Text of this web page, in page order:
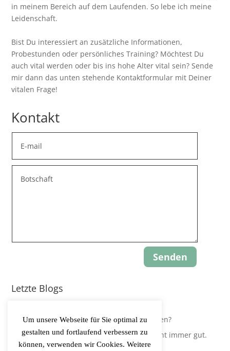
in meinem Bereich auf dem Laufenden. So lebe ich meine
Leidenschaft.
Bist Du interessiert an zusätzliche Informationen,
Probestunden oder persönliches Training? Möchtest Du
auch vital werden oder bis ins hohe Alter vital sein? Sende
mir dann das unten stehende Kontaktformular mit Deiner
vitalen Frage!
Kontakt
Senden
Letzte Blogs
Leidest Du an Hypokapnie, ohne es zu wissen?
Der Körper regelt Sauerstoffversorgung nicht immer gut.
Um unsere Webseite für Sie optimal zu
gestalten und fortlaufend verbessern zu
können, verwenden wir Cookies. Weitere